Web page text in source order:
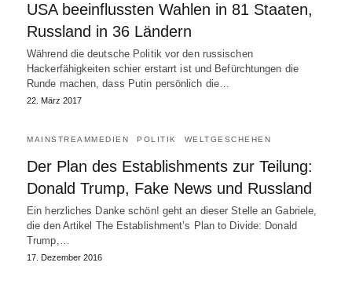
USA beeinflussten Wahlen in 81 Staaten,
Russland in 36 Ländern
Während die deutsche Politik vor den russischen
Hackerfähigkeiten schier erstarrt ist und Befürchtungen die
Runde machen, dass Putin persönlich die…
22. März 2017
MAINSTREAMMEDIEN POLITIK WELTGESCHEHEN
Der Plan des Establishments zur Teilung:
Donald Trump, Fake News und Russland
Ein herzliches Danke schön! geht an dieser Stelle an Gabriele,
die den Artikel The Establishment’s Plan to Divide: Donald
Trump,…
17. Dezember 2016